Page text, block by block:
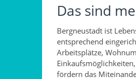
Das sind
Bergneustadt ist
entsprechend
Arbeitsplätze,
fördern das